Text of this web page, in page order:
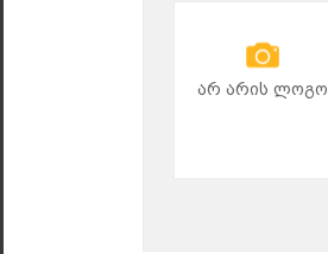
არ არის ლოგო